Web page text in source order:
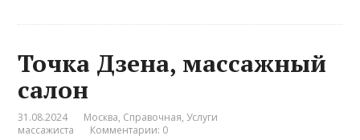
Точка Дзена, массажный
салон
31.08.2024 Москва, Справочная, Услуги
массажиста
Комментарии: 0